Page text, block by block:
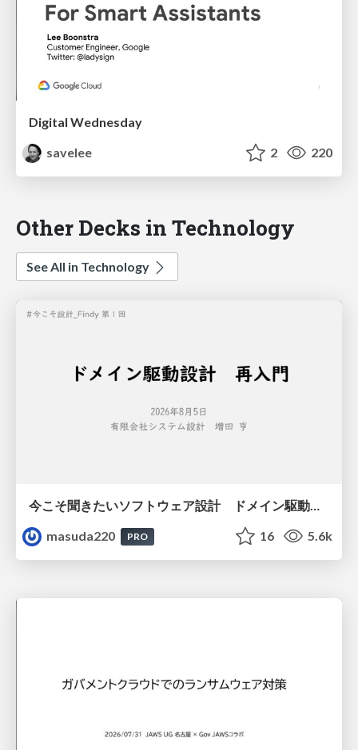
Digital Wednesday
savelee
2 220
Other Decks in Technology
See All in Technology
masuda220
PRO 16 5.6k